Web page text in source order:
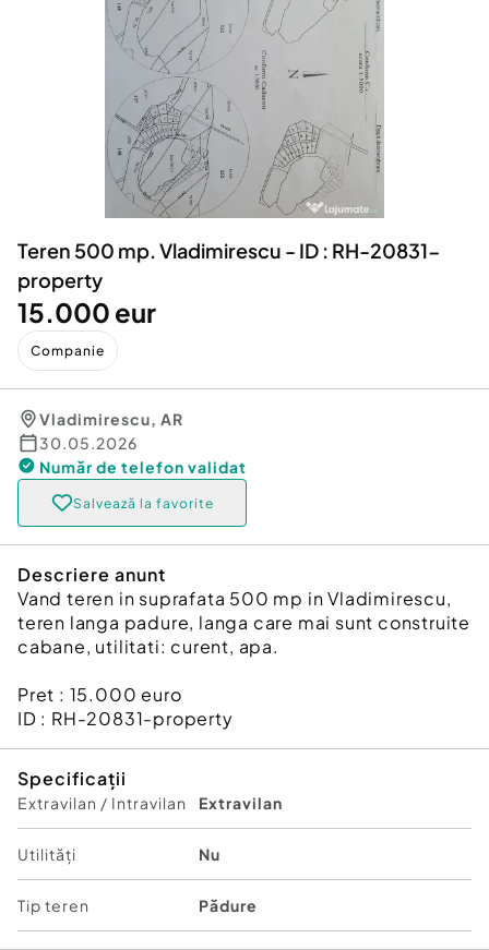
Animale de companie
Afaceri și echipamente profesionale
Inchiriere Bunuri si Vehicule
Utilaje agricole si industriale
Piese auto si accesorii
Teren 500 mp. Vladimirescu - ID : RH-20831-
property
15.000 eur
Companie
Vladimirescu, AR
30.05.2026
Număr de telefon validat
Salvează la favorite
Descriere anunt
Vand teren in suprafata 500 mp in Vladimirescu,
teren langa padure, langa care mai sunt construite
cabane, utilitati: curent, apa.
Pret : 15.000 euro
ID : RH-20831-property
Specificații
Extravilan / Intravilan Extravilan
Utilități Nu
Tip teren Pădure